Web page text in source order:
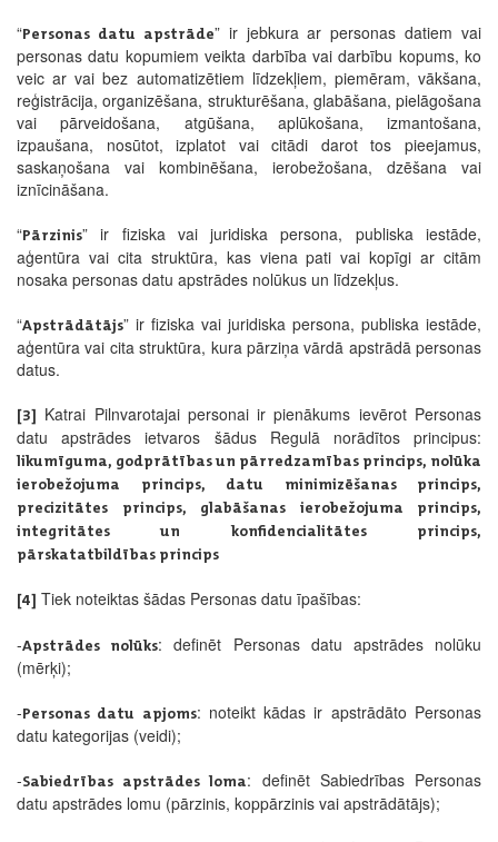
“Personas datu apstrāde” ir jebkura ar personas datiem vai
personas datu kopumiem veikta darbība vai darbību kopums, ko
veic ar vai bez automatizētiem līdzekļiem, piemēram, vākšana,
reģistrācija, organizēšana, strukturēšana, glabāšana, pielāgošana
vai pārveidošana, atgūšana, aplūkošana, izmantošana,
izpaušana, nosūtot, izplatot vai citādi darot tos pieejamus,
saskaņošana vai kombinēšana, ierobežošana, dzēšana vai
iznīcināšana.
“Pārzinis” ir fiziska vai juridiska persona, publiska iestāde,
aģentūra vai cita struktūra, kas viena pati vai kopīgi ar citām
nosaka personas datu apstrādes nolūkus un līdzekļus.
“Apstrādātājs” ir fiziska vai juridiska persona, publiska iestāde,
aģentūra vai cita struktūra, kura pārziņa vārdā apstrādā personas
datus.
[3] Katrai Pilnvarotajai personai ir pienākums ievērot Personas
datu apstrādes ietvaros šādus Regulā norādītos principus:
likumīguma, godprātības un pārredzamības princips, nolūka
ierobežojuma princips, datu minimizēšanas princips,
precizitātes princips, glabāšanas ierobežojuma princips,
integritātes un konfidencialitātes princips,
pārskatatbildības princips
[4] Tiek noteiktas šādas Personas datu īpašības:
-Apstrādes nolūks: definēt Personas datu apstrādes nolūku
(mērķi);
-Personas datu apjoms: noteikt kādas ir apstrādāto Personas
datu kategorijas (veidi);
-Sabiedrības apstrādes loma: definēt Sabiedrības Personas
datu apstrādes lomu (pārzinis, koppārzinis vai apstrādātājs);